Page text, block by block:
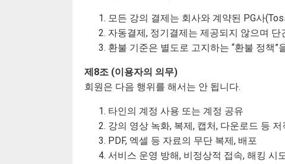
모든 강의 결제는 회사와 계약된 PG사
자동결제, 정기결제는 제공되지 않으며 단
환불 기준은 별도로 고지하는 “환불 정책”
제8조 (이용자의 의무)
회원은 다음 행위를 해서는 안 됩니다.
타인의 계정 사용 또는 계정 공유
강의 영상 녹화, 복제, 캡처, 다운로드 등
PDF, 엑셀 등 자료의 무단 복제, 배포
서비스 운영 방해, 비정상적 접속, 해킹 시